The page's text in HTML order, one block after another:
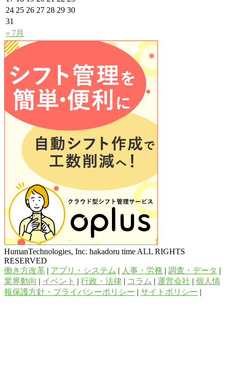
« 7月
24 25 26 27 28 29 30
31
HumanTechnologies, Inc. hakadoru time ALL RIGHTS
RESERVED
働き方改革 | アプリ・システム | 人事・労務 | 調査・データ |
業界動向 | イベント | 行政・法律 | コラム | 運営会社 | 個人情
報保護方針・プライバシーポリシー | サイトポリシー |